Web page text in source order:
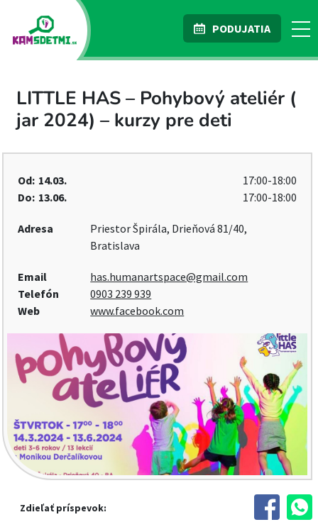
PODUJATIA
LITTLE HAS – Pohybový ateliér (
jar 2024) – kurzy pre deti
Od: 14.03.
17:00-18:00
Do: 13.06. 17:00-18:00
Adresa
Priestor Špirála, Drieňová 81/40,
Bratislava
Email
has.humanartspace@gmail.com
Telefón
0903 239 939
Web
www.facebook.com
Zdieľať príspevok: